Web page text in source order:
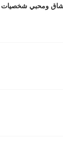
ومحبي شخصيات